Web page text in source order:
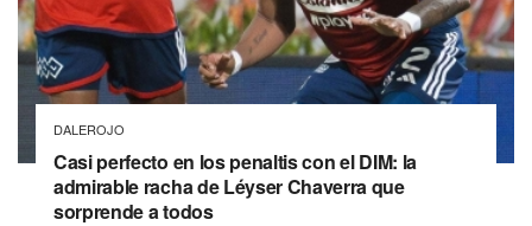
DALEROJO
Casi perfecto en los penaltis con el DIM: la
admirable racha de Léyser Chaverra que
sorprende a todos